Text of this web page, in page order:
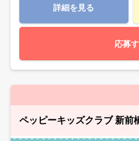
詳細を見る
応募
ペッピーキッズクラブ 新前